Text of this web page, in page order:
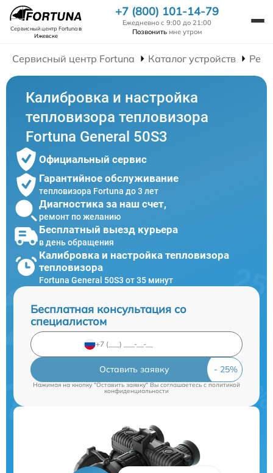
Сервисный центр Fortunaв
Ижевске
+7 (800) 101-14-79
Ежедневно с 9:00 до 21:00
Позвонить мне утром
Сервисный центр Fortuna Каталог устройств
Калибровка и настройка
тепловизора тепловизора
Fortuna General 50S3
Официальный сервис
Гарантийное обслуживание
тепловизора Fortuna до 3 лет
Диагностика за наш счет,
ремонт по желанию
Бесплатный выезд курьера
в день обращения
Калибровка и настройка тепловизора
тепловизора
Fortuna General 50S3 от 35 минут
Бесплатная консультация со
специалистом
Оставить заявку
Нажимая на кнопку "Оставить заявку" Вы соглашаетесь cполитикой
конфиденциальности